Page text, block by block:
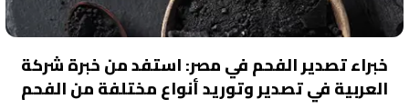
خبراء تصدير الفحم في مصر: استفد من خبرة شركة
العربية في تصدير وتوريد أنواع مختلفة من الفحم